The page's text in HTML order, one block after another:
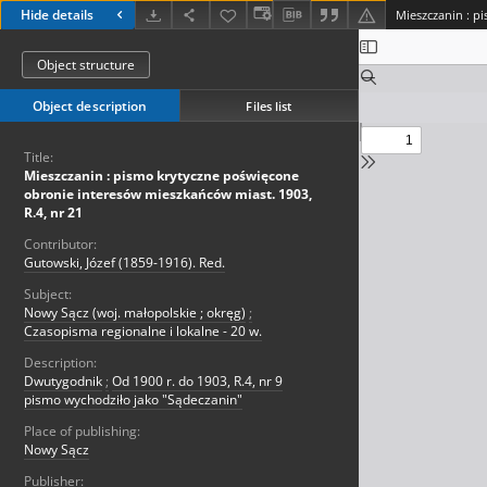
Hide details
Object structure
Object description Files list
Title:
Mieszczanin : pismo krytyczne poświęcone
obronie interesów mieszkańców miast. 1903,
R.4, nr 21
Contributor:
Gutowski, Józef (1859-1916). Red.
Subject:
Nowy Sącz (woj. małopolskie ; okręg) ;
Czasopisma regionalne i lokalne - 20 w.
Description:
Dwutygodnik ; Od 1900 r. do 1903, R.4, nr 9
pismo wychodziło jako "Sądeczanin"
Place of publishing:
Nowy Sącz
Publisher: